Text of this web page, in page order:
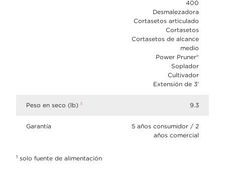
400
Desmalezadora
Cortasetos articulado
Cortasetos
Cortasetos de alcance
medio
Power Pruner®
Soplador
Cultivador
Extensión de 3'
Peso en seco (lb) 1 9.3
Garantía
5 años consumidor / 2
años comercial
1 solo fuente de alimentación